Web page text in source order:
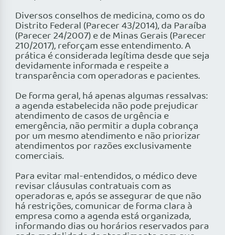
Diversos conselhos de medicina, como os do
Distrito Federal (Parecer 43/2014), da Paraíba
(Parecer 24/2007) e de Minas Gerais (Parecer
210/2017), reforçam esse entendimento. A
prática é considerada legítima desde que seja
devidamente informada e respeite a
transparência com operadoras e pacientes.
De forma geral, há apenas algumas ressalvas:
a agenda estabelecida não pode prejudicar
atendimento de casos de urgência e
emergência, não permitir a dupla cobrança
por um mesmo atendimento e não priorizar
atendimentos por razões exclusivamente
comerciais.
Para evitar mal-entendidos, o médico deve
revisar cláusulas contratuais com as
operadoras e, após se assegurar de que não
há restrições, comunicar de forma clara à
empresa como a agenda está organizada,
informando dias ou horários reservados para